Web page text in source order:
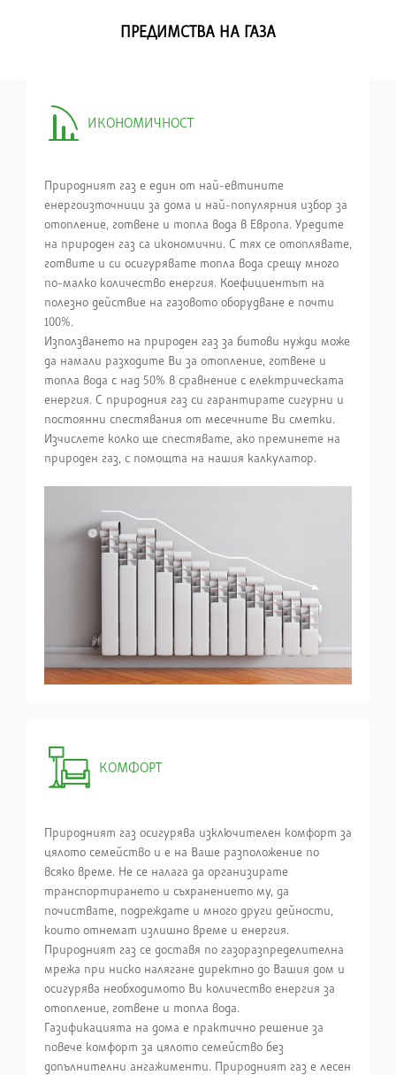
ПРЕДИМСТВА НА ГАЗА
ИКОНОМИЧНОСТ
Природният газ е един от най-евтините
енергоизточници за дома и най-популярния избор за
отопление, готвене и топла вода в Европа. Уредите
на природен газ са икономични. С тях се отоплявате,
готвите и си осигурявате топла вода срещу много
по-малко количество енергия. Коефициентът на
полезно действие на газовото оборудване е почти
100%.
Използването на природен газ за битови нужди може
да намали разходите Ви за отопление, готвене и
топла вода с над 50% в сравнение с електрическата
енергия. С природния газ си гарантирате сигурни и
постоянни спестявания от месечните Ви сметки.
Изчислете колко ще спестявате, ако преминете на
природен газ, с помощта на нашия калкулатор.
КОМФОРТ
Природният газ осигурява изключителен комфорт за
цялото семейство и е на Ваше разположение по
всяко време. Не се налага да организирате
транспортирането и съхранението му, да
почиствате, подреждате и много други дейности,
които отнемат излишно време и енергия.
Природният газ се доставя по газоразпределителна
мрежа при ниско налягане директно до Вашия дом и
осигурява необходимото Ви количество енергия за
отопление, готвене и топла вода.
Газификацията на дома е практично решение за
повече комфорт за цялото семейство без
допълнителни ангажименти. Природният газ е лесен